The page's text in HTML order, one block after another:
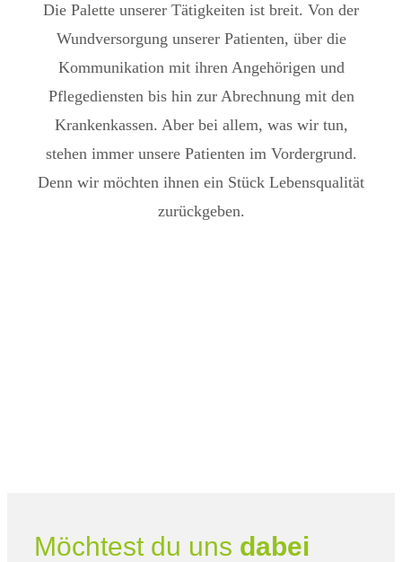
Die Palette unserer Tätigkeiten ist breit. Von der
Wundversorgung unserer Patienten, über die
Kommunikation mit ihren Angehörigen und
Pflegediensten bis hin zur Abrechnung mit den
Krankenkassen. Aber bei allem, was wir tun,
stehen immer unsere Patienten im Vordergrund.
Denn wir möchten ihnen ein Stück Lebensqualität
zurückgeben.
Möchtest du uns dabei